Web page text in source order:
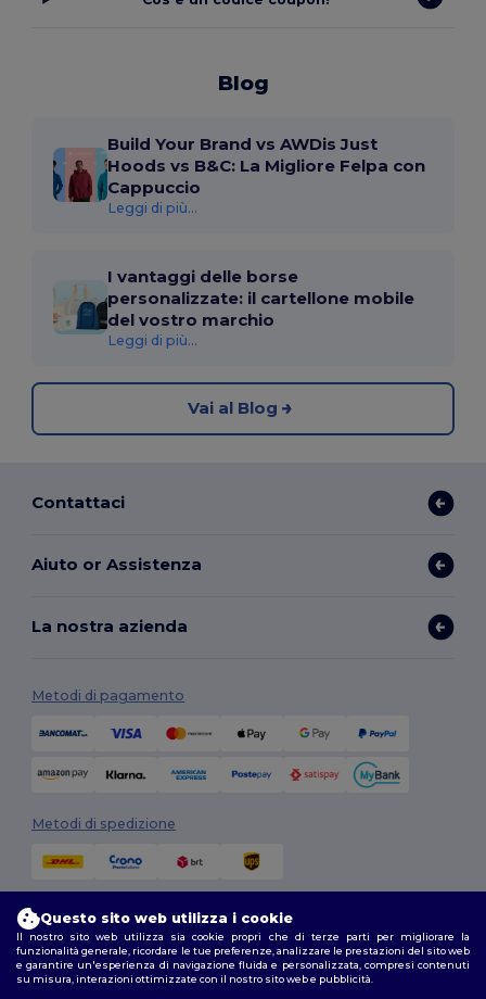
Blog
Build Your Brand vs AWDis Just
Hoods vs B&C: La Migliore Felpa con
Cappuccio
Leggi di più...
I vantaggi delle borse
personalizzate: il cartellone mobile
del vostro marchio
Leggi di più...
Vai al Blog
Contattaci
Aiuto or Assistenza
La nostra azienda
Metodi di pagamento
Metodi di spedizione
Seguici
Questo sito web utilizza i cookie
Il nostro sito web utilizza sia cookie propri che di terze parti per migliorare la
funzionalità generale, ricordare le tue preferenze, analizzare le prestazioni del sito web
e garantire un'esperienza di navigazione fluida e personalizzata, compresi contenuti
su misura, interazioni ottimizzate con il nostro sito web e pubblicità.